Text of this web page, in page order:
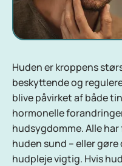
Huden er kroppens
beskyttende og
blive påvirket af både
hormonelle
hudsygdomme. Alle
huden sund – eller
hudpleje vigtig. Hvis